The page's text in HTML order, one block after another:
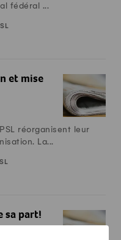
fédéral ...
et mise
réorganisent leur
La...
sa part!